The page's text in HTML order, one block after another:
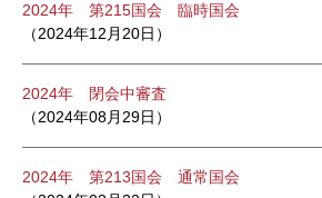
2024年 第215国会 臨時国会
（2024年12月20日）
2024年 閉会中審査
（2024年08月29日）
2024年 第213国会 通常国会